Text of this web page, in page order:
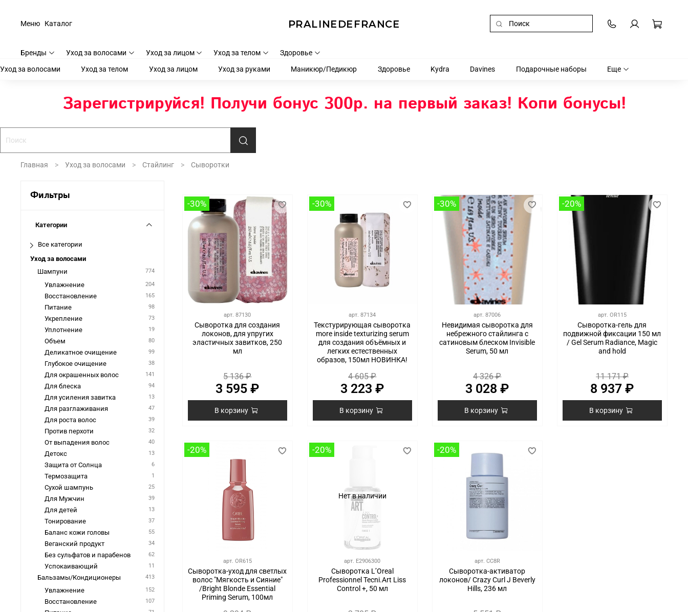
PRALINEDEFRANCE
Каталог
Меню
Бренды Уход за волосами Уход за лицом Уход за телом Здоровье
Уход за волосами Уход за телом Уход за лицом Уход за руками Маникюр/Педикюр Здоровье Kydra Davines Подарочные наборы Еще
Зарегистрируйся! Получи бонус 300р. на первый заказ! Копи бонусы!
Главная Уход за волосами Стайлинг Сыворотки
-30%
арт.87130
Сыворотка для создания
локонов, для упругих
эластичных завитков, 250
мл
5 136 ₽
3 595 ₽
В корзину
-30%
арт.87134
Текстурирующая сыворотка
more inside texturizing serum
для создания объёмных и
легких естественных
образов, 150мл НОВИНКА!
4 605 ₽
3 223 ₽
В корзину
-30%
арт.87006
Невидимая сыворотка для
небрежного стайлинга с
сатиновым блеском Invisible
Serum, 50 мл
4 326 ₽
3 028 ₽
В корзину
-20%
арт. OR115
Сыворотка-гель для
подвижной фиксации 150 мл
/ Gel Serum Radiance, Magic
and hold
11 171 ₽
8 937 ₽
В корзину
-20%
арт. OR615
Сыворотка-уход для светлых
волос "Мягкость и Сияние"
/Bright Blonde Essential
Priming Serum, 100мл
Нет в наличии
-20%
арт. E2906300
Сыворотка L’Oreal
Professionnel Tecni.Art Liss
Control +, 50 мл
-20%
арт. CC8R
Сыворотка-активатор
локонов/ Crazy Curl J Beverly
Hills, 236 мл
Фильтры
Категории
Все категории
Уход за волосами
Шампуни
774
Увлажнение 204
Восстановление 165
Питание 98
Укрепление 73
Уплотнение 19
Объем 80
Деликатное очищение 99
Глубокое очищение 38
Для окрашенных волос 141
Для блеска 94
Для усиления завитка 13
Для разглаживания 47
Для роста волос 39
Против перхоти 32
От выпадения волос 40
Детокс 13
Защита от Солнца 6
Термозащита 1
Сухой шампунь 25
Для Мужчин 39
Для детей 13
Тонирование 37
Баланс кожи головы 55
Веганский продукт 34
Без сульфатов и парабенов 62
Успокаивающий 11
Бальзамы/Кондиционеры 413
Увлажнение 152
Восстановление 107